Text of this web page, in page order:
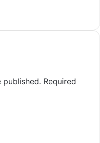
published. Required